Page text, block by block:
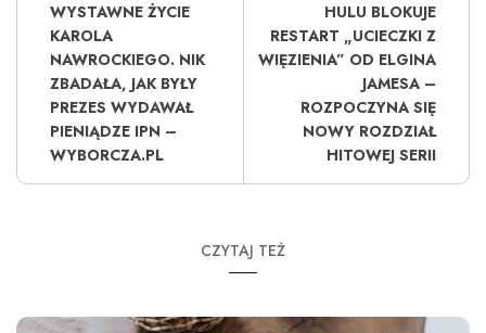
WYSTAWNE ŻYCIE
KAROLA
NAWROCKIEGO. NIK
ZBADAŁA, JAK BYŁY
PREZES WYDAWAŁ
PIENIĄDZE IPN –
WYBORCZA.PL
HULU BLOKUJE
RESTART „UCIECZKI Z
WIĘZIENIA” OD ELGINA
JAMESA –
ROZPOCZYNA SIĘ
NOWY ROZDZIAŁ
HITOWEJ SERII
CZYTAJ TEŻ